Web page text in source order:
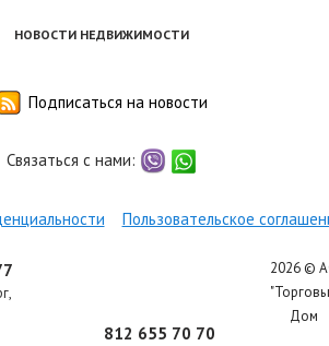
НОВОСТИ НЕДВИЖИМОСТИ
Подписаться на новости
Связаться с нами:
viber
whatsapp
Пользовательское
,
812 655 70 70
2026 ©
Дом